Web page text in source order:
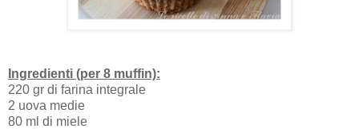
Ingredienti (per 8 muffin):
220 gr di farina integrale
2 uova medie
80 ml di miele